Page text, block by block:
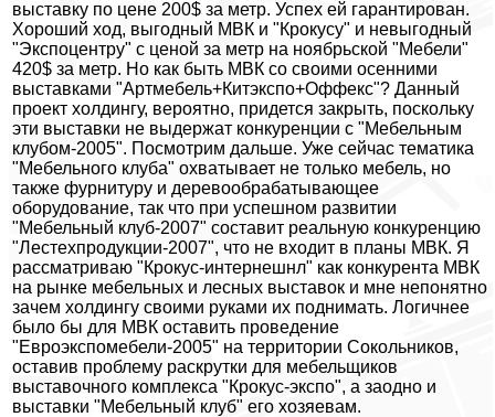
выставку по цене 200$ за метр. Успех ей гарантирован.
Хороший ход, выгодный МВК и "Крокусу" и невыгодный
"Экспоцентру" с ценой за метр на ноябрьской "Мебели"
420$ за метр. Но как быть МВК со своими осенними
выставками "Артмебель+Китэкспо+Оффекс"? Данный
проект холдингу, вероятно, придется закрыть, поскольку
эти выставки не выдержат конкуренции с "Мебельным
клубом-2005". Посмотрим дальше. Уже сейчас тематика
"Мебельного клуба" охватывает не только мебель, но
также фурнитуру и деревообрабатывающее
оборудование, так что при успешном развитии
"Мебельный клуб-2007" составит реальную конкуренцию
"Лестехпродукции-2007", что не входит в планы МВК. Я
рассматриваю "Крокус-интернешнл" как конкурента МВК
на рынке мебельных и лесных выставок и мне непонятно
зачем холдингу своими руками их поднимать. Логичнее
было бы для МВК оставить проведение
"Евроэкспомебели-2005" на территории Сокольников,
оставив проблему раскрутки для мебельщиков
выставочного комплекса "Крокус-экспо", а заодно и
выставки "Мебельный клуб" его хозяевам.